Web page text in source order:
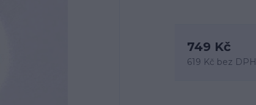
749 Kč
619 Kč bez DPH